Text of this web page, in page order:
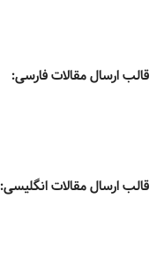
قالب ارسال مقالات فارسی:
قالب ارسال مقالات انگلیسی: